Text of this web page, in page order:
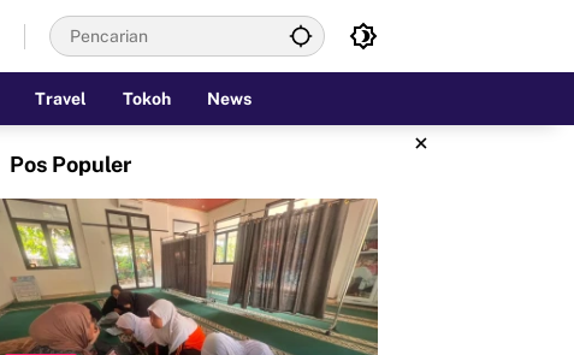
Travel Tokoh News
×
Pos Populer